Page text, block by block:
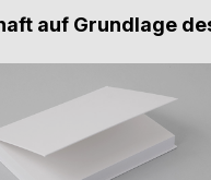
auf Grundlage